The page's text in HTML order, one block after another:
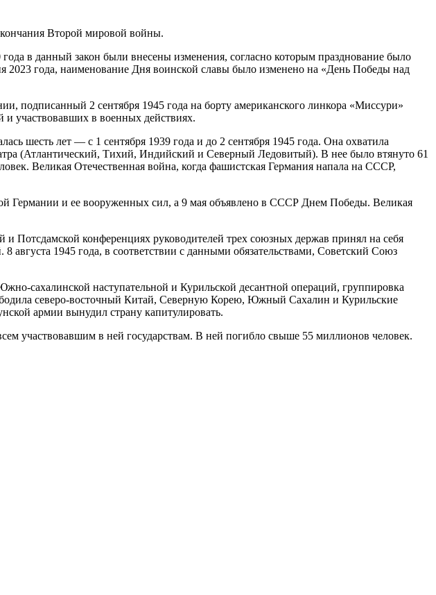
Второй мировой войны.
в данный закон были внесены изменения, согласно которым празднование было
2023 года, наименование Дня воинской славы было изменено на «День Победы над
подписанный 2 сентября 1945 года на борту американского линкора «Миссури»
участвовавших в военных действиях.
шесть лет — с 1 сентября 1939 года и до 2 сентября 1945 года. Она охватила
(Атлантический, Тихий, Индийский и Северный Ледовитый). В нее было втянуто 61
Великая Отечественная война, когда фашистская Германия напала на СССР,
Германии и ее вооруженных сил, а 9 мая объявлено в СССР Днем Победы. Великая
Потсдамской конференциях руководителей трех союзных держав принял на себя
августа 1945 года, в соответствии с данными обязательствами, Советский Союз
сахалинской наступательной и Курильской десантной операций, группировка
северо-восточный Китай, Северную Корею, Южный Сахалин и Курильские
армии вынудил страну капитулировать.
участвовавшим в ней государствам. В ней погибло свыше 55 миллионов человек.